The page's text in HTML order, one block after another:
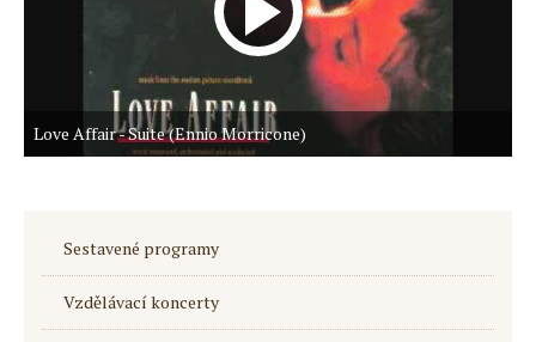
Love Affair - Suite (Ennio Morricone)
Sestavené programy
Vzdělávací koncerty